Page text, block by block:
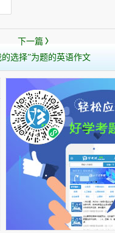
下一篇 〉
的选择”为题的英语作文